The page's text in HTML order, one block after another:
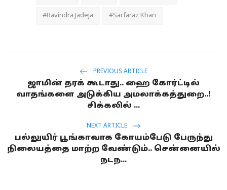
#Ravindra Jadeja #Sarfaraz Khan
PREVIOUS ARTICLE
ஜாமின் தரக் கூடாது.. ஹை கோர்ட்டில்
வாதங்களை அடுக்கிய அமலாக்கத்துறை..!
சிக்கலில் ...
NEXT ARTICLE
பல்லுயிர் பூங்காவாக கோயம்பேடு பேருந்து
நிலையத்தை மாற்ற வேண்டும்.. சென்னையில்
நடந...